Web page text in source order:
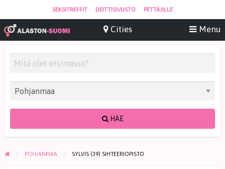
SEKSITREFFIT DEITTISIVUSTO PETTÄJILLE
HAE
POHJANMAA SYLVIS (39) SIHTEERIOPISTO